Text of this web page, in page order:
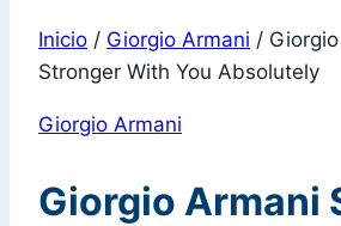
Inicio / Giorgio Armani /
Stronger With You Absolutely
Giorgio Armani
Giorgio Armani